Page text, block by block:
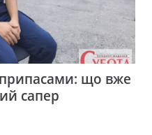
що вже
сапер